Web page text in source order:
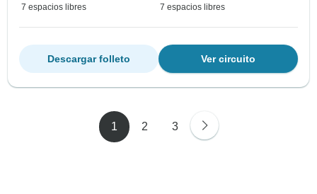
7 espacios libres 7 espacios libres
Ver circuito
Descargar folleto
1 2 3